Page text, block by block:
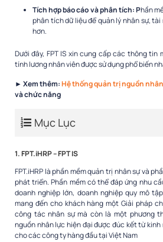
Tích hợp báo cáo và phân tích: Phần
phân tích dữ liệu để quản lý nhân sự,
hơn.
Dưới đây, FPT IS xin cung cấp các thông tin
tính lương nhân viênđược sử dụng phổ biến
► Xem thêm:Hệ thống quản trị nguồn
và chức năng
Mục Lục
1. FPT.iHRP – FPT IS
FPT.iHRP là phần mềmquản trị nhân sự và
phát triển. Phần mềm có thể đáp ứng nhu
doanh nghiệp lớn, doanh nghiệp quy mô
mang đến cho khách hàng một Giải pháp
công tác nhân sự mà còn là một phương
nguồn nhân lực hiện đại được đúc kết từ
cho các công ty hàng đầu tại Việt Nam